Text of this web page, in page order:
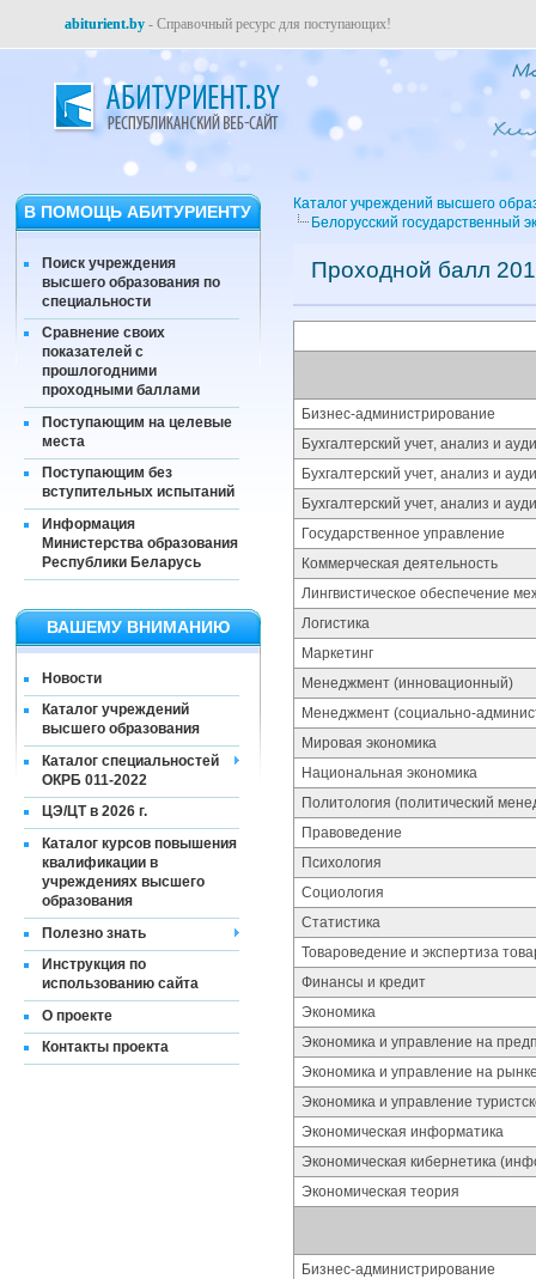
abiturient.by - Справочный ресурс для поступающих!
В ПОМОЩЬ АБИТУРИЕНТУ
Поиск учреждения
высшего образования по
специальности
Сравнение своих
показателей с
прошлогодними
проходными баллами
Поступающим на целевые
места
Поступающим без
вступительных испытаний
Информация
Министерства образования
Республики Беларусь
ВАШЕМУ ВНИМАНИЮ
Новости
Каталог учреждений
высшего образования
Каталог специальностей
ОКРБ 011-2022
ЦЭ/ЦТ в 2026 г.
Каталог курсов повышения
квалификации в
учреждениях высшего
образования
Полезно знать
Инструкция по
использованию сайта
О проекте
Контакты проекта
Каталог учреждений высшего
Белорусский государственный
Проходной балл
Бизнес-администрирование
Бухгалтерский учет, анализ и
Бухгалтерский учет, анализ и
Бухгалтерский учет, анализ и
Государственное управление
Коммерческая деятельность
Лингвистическое обеспечение
Логистика
Маркетинг
Менеджмент (инновационный)
Менеджмент (социально-
Мировая экономика
Национальная экономика
Политология (политический
Правоведение
Психология
Социология
Статистика
Товароведение и экспертиза
Финансы и кредит
Экономика
Экономика и управление на
Экономика и управление на
Экономика и управление
Экономическая информатика
Экономическая кибернетика
Экономическая теория
Бизнес-администрирование